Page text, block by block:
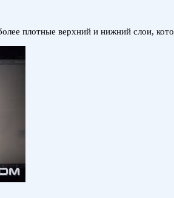
плотные верхний и нижний слои,